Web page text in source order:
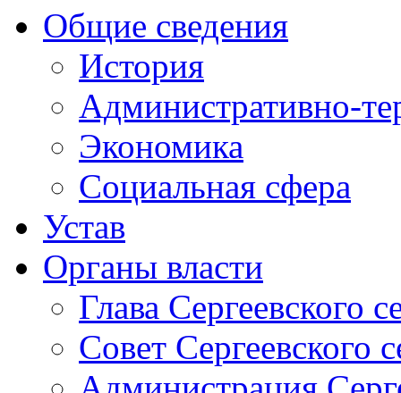
Общие сведения
История
Административно-
Экономика
Социальная сфера
Устав
Органы власти
Глава Сергеевского
Совет Сергеевского